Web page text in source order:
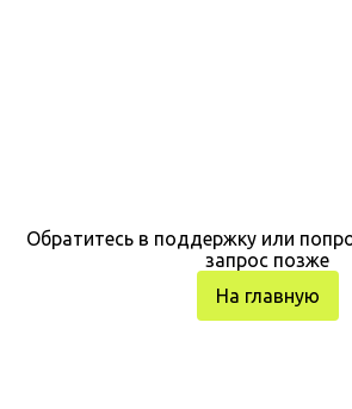
Обратитесь в поддержку или
запрос позже
На главную